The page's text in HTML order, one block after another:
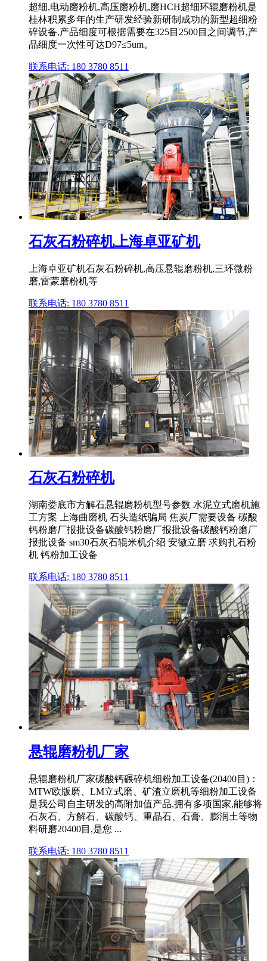
超细,电动磨粉机,高压磨粉机,磨HCH超细环辊磨粉机是
桂林积累多年的生产研发经验新研制成功的新型超细粉
碎设备,产品细度可根据需要在325目2500目之间调节,产
品细度一次性可达D97≤5um。
联系电话: 180 3780 8511
石灰石粉碎机上海卓亚矿机
上海卓亚矿机石灰石粉碎机,高压悬辊磨粉机,三环微粉
磨,雷蒙磨粉机等
联系电话: 180 3780 8511
石灰石粉碎机
湖南娄底市方解石悬辊磨粉机型号参数 水泥立式磨机施
工方案 上海曲磨机 石头造纸骗局 焦炭厂需要设备 碳酸
钙粉磨厂报批设备碳酸钙粉磨厂报批设备碳酸钙粉磨厂
报批设备 sm30石灰石辊米机介绍 安徽立磨 求购扎石粉
机 钙粉加工设备
联系电话: 180 3780 8511
悬辊磨粉机厂家
悬辊磨粉机厂家碳酸钙碾碎机细粉加工设备(20400目)：
MTW欧版磨、LM立式磨、矿渣立磨机等细粉加工设备
是我公司自主研发的高附加值产品,拥有多项国家,能够将
石灰石、方解石、碳酸钙、重晶石、石膏、膨润土等物
料研磨20400目,是您 ...
联系电话: 180 3780 8511